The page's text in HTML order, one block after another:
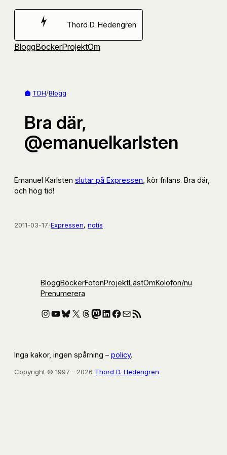
Hoppa
Thord D. Hedengren
BloggBöckerProjektOm
TDH/Blogg
Bra där,
@emanuelkarlsten
Emanuel Karlsten slutar på Expressen , kör frilans. Bra där,
och hög tid!
2011-03-17/Expressen, notis
BloggBöckerFotonProjektLästOmKolofon/nu
Prenumerera
Instagram
YouTube
Bluesky
X Threads
Mastodon
LinkedIn
Facebook
E-postRSS-flöde
Inga kakor, ingen spårning – policy.
Copyright © 1997—2026 Thord D. Hedengren